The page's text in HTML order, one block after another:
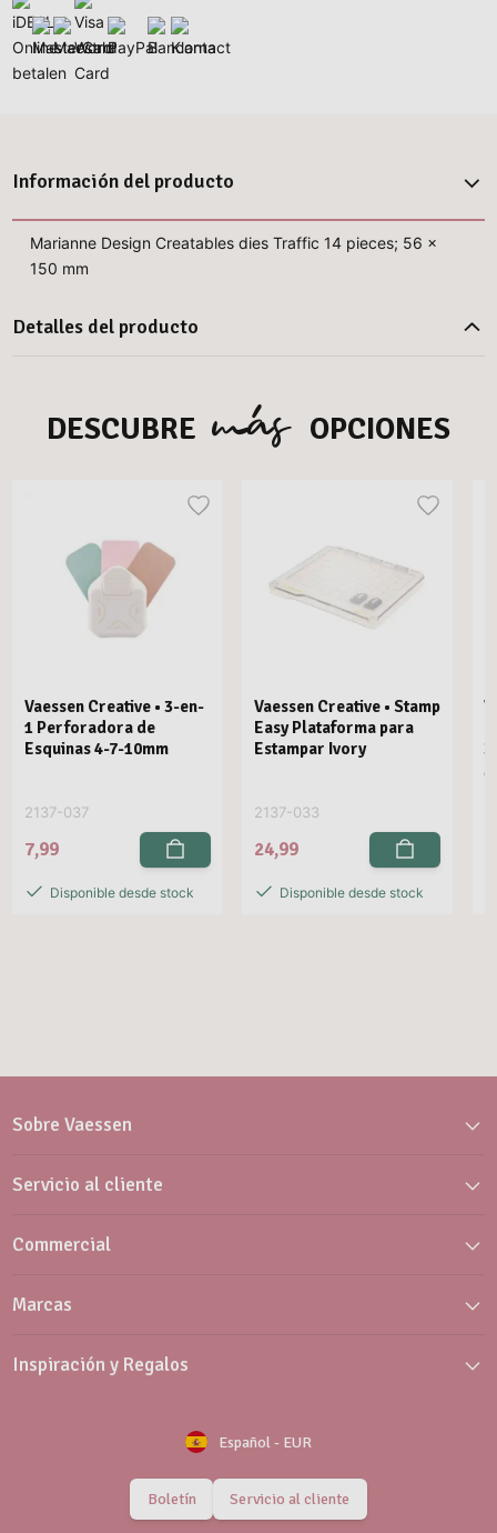
Información del producto
Marianne Design Creatables dies Traffic 14 pieces; 56 x
150 mm
Detalles del producto
DESCUBRE más OPCIONES
Vaessen Creative • 3-en-
1 Perforadora de
Esquinas 4-7-10mm
2137-037
7,99
Disponible desde stock
Vaessen Creative • Stamp
Easy Plataforma para
Estampar Ivory
2137-033
24,99
Disponible desde stock
Sobre Vaessen
Servicio al cliente
Commercial
Marcas
Inspiración y Regalos
Español- EUR
Boletín Servicio al cliente